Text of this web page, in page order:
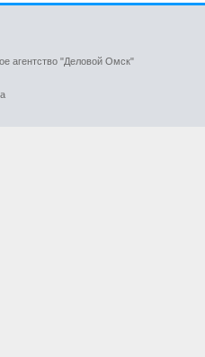
агентство "Деловой Омск"